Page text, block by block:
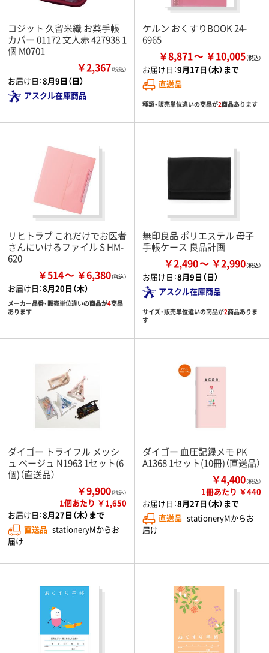
コジット 久留米織 お薬手帳
カバー 01172 文人赤 427938 1
個 M0701
￥2,367（税込）
お届け日：8月9日（日）
アスクル在庫商品
ケルン おくすりBOOK 24-
6965
￥8,871 ￥10,005
お届け日：9月17日（木）まで
直送品
種類・販売単位違いの商品が2商品あります
リヒトラブ これだけでお医者
さんにいけるファイル S HM-
620
￥514 ￥6,380
お届け日：8月20日（木）
メーカー品番・販売単位違いの商品が4商品
あります
無印良品 ポリエステル 母子
手帳ケース 良品計画
￥2,490 ￥2,990
お届け日：8月9日（日）
アスクル在庫商品
サイズ・販売単位違いの商品が2商品ありま
す
ダイゴー トライフル メッシ
ュ ベージュ N1963 1セット(6
個)（直送品）
￥9,900（税込）
1個あたり ￥1,650
お届け日：8月27日（木）まで
直送品 stationeryMからお
届け
ダイゴー 血圧記録メモ PK
A1368 1セット(10冊)（直送品）
￥4,400（税込）
1冊あたり ￥440
お届け日：8月27日（木）まで
直送品 stationeryMからお
届け